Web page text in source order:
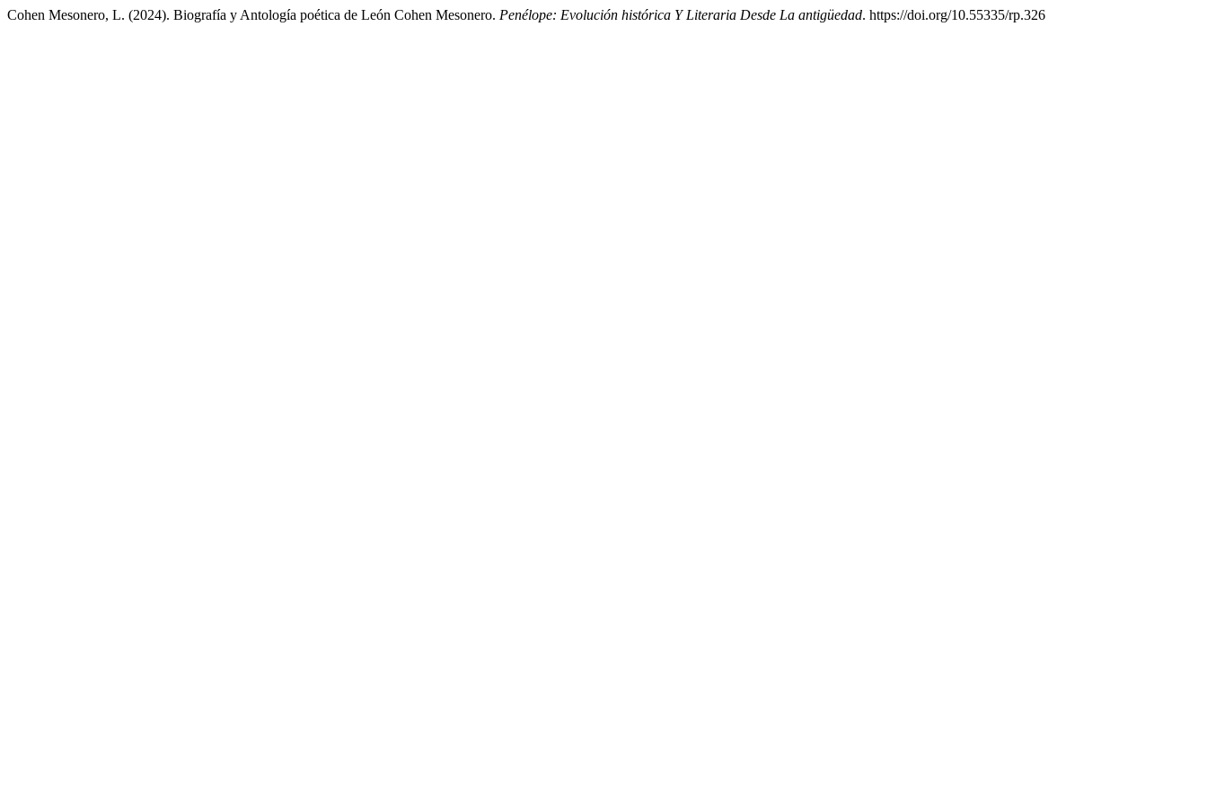
Cohen Mesonero, L. (2024). Biografía y Antología poética de León Cohen Mesonero. Penélope: Evolución histórica Y Literaria Desde La antigüedad. https://doi.org/10.55335/rp.326